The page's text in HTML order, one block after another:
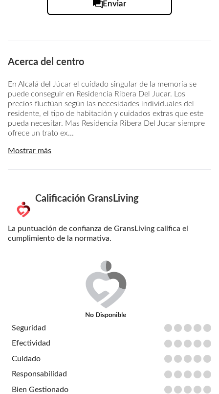
Enviar
Acerca del centro
En Alcalá del Júcar el cuidado singular de la memoria se
puede conseguir en Residencia Ribera Del Jucar. Los
precios fluctúan según las necesidades individuales del
residente, el tipo de habitación y cuidados extras que este
pueda necesitar. Mas Residencia Ribera Del Jucar siempre
ofrece un trato ex...
Mostrar más
Calificación GransLiving
La puntuación de confianza de GransLiving califica el
cumplimiento de la normativa.
Seguridad
Efectividad
Cuidado
Responsabilidad
Bien Gestionado